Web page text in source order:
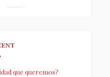
que queremos?